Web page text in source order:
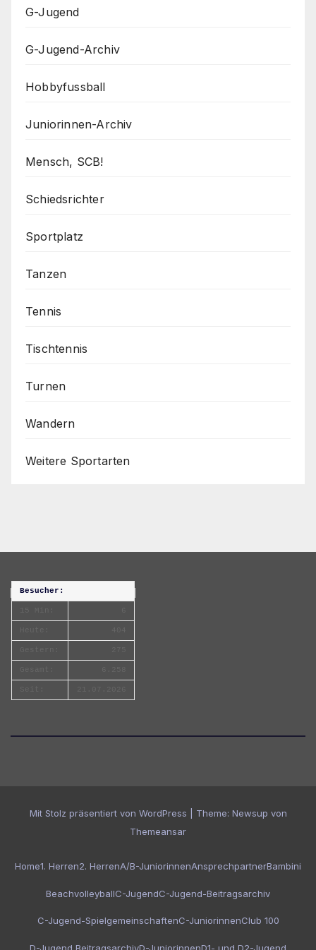
G-Jugend
G-Jugend-Archiv
Hobbyfussball
Juniorinnen-Archiv
Mensch, SCB!
Schiedsrichter
Sportplatz
Tanzen
Tennis
Tischtennis
Turnen
Wandern
Weitere Sportarten
Besucher:
Mit Stolz präsentiert von WordPress Theme: Newsup von
Themeansar
Home1. Herren2. HerrenA/B-JuniorinnenAnsprechpartnerBambini
BeachvolleyballC-JugendC-Jugend-Beitragsarchiv
C-Jugend-SpielgemeinschaftenC-JuniorinnenClub 100